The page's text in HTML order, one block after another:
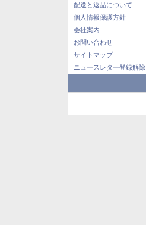
配送と返品について
個人情報保護方針
会社案内
お問い合わせ
サイトマップ
ニュースレター登録解除